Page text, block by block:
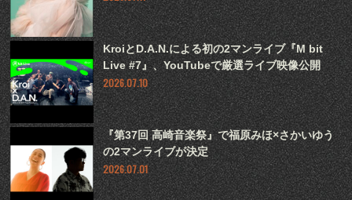
KroiとD.A.N.による初の2マンライブ『M bit
Live #7』、YouTubeで厳選ライブ映像公開
2026.07.10
『第37回 高崎音楽祭』で福原みほ×さかいゆう
の2マンライブが決定
2026.07.01